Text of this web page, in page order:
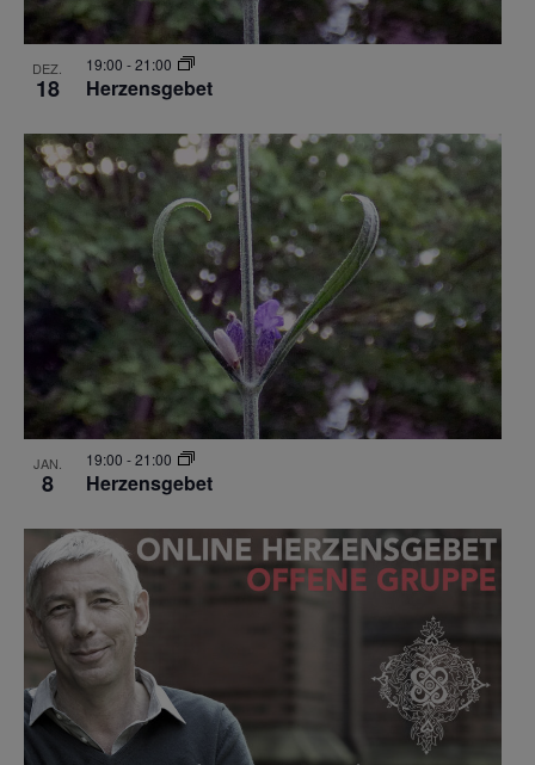
DEZ.
18 Herzensgebet
19:00 -21:00
JAN.
8 Herzensgebet
19:00 -21:00